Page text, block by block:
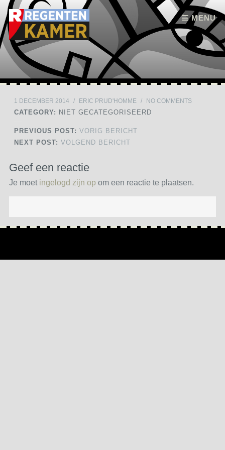
MENU
Skip to content
1 DECEMBER 2014 / ERIC PRUD'HOMME / NO COMMENTS
CATEGORY: NIET GECATEGORISEERD
PREVIOUS POST: VORIG BERICHT
NEXT POST: VOLGEND BERICHT
Geef een reactie
Je moet ingelogd zijn op om een reactie te plaatsen.